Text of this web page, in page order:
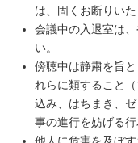
は、固くお断りいた
会議中の入退室は
い。
傍聴中は静粛を旨
れらに類すること
込み、はちまき、
事の進行を妨げる行